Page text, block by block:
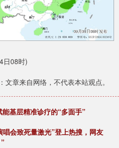
日08时)
文章来自网络，不代表本站观点。
基层精准诊疗的“多面手”
会致死量激光”登上热搜，网友